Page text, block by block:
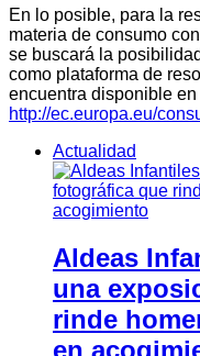
En lo posible, para la
materia de consumo
se buscará la
como plataforma de
encuentra disponible
http://ec.europa.eu/
Actualidad
Aldeas
una
rinde
en